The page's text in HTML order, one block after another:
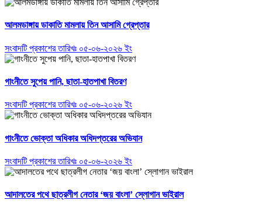
আলমডাঙ্গায় ডাকাতি মামলায় তিন আসামি গ্রেপ্তার
সংবাদটি প্রকাশের তারিখঃ ০৫-০৬-২০২৬ ইং
গাংনীতে সুপেয় পানি, ছাতা-হাতপাখা বিতরণ
সংবাদটি প্রকাশের তারিখঃ ০৫-০৬-২০২৬ ইং
গাংনীতে ভোক্তা অধিকার অধিদপ্তরের অভিযান
সংবাদটি প্রকাশের তারিখঃ ০৫-০৬-২০২৬ ইং
আদালতের পথে ছাত্রলীগ নেতার ‘জয় বাংলা’ স্লোগান ভাইরাল